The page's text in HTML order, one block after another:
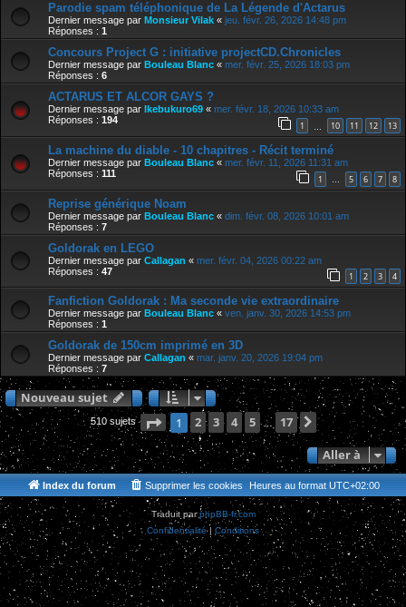
Parodie spam téléphonique de La Légende d'Actarus
Dernier message par Monsieur Vilak « jeu. févr. 26, 2026 14:48 pm
Réponses : 1
Concours Project G : initiative projectCD.Chronicles
Dernier message par Bouleau Blanc « mer. févr. 25, 2026 18:03 pm
Réponses : 6
ACTARUS ET ALCOR GAYS ?
Dernier message par Ikebukuro69 « mer. févr. 18, 2026 10:33 am
Réponses : 194 1 10 11 12 13
La machine du diable - 10 chapitres - Récit terminé
Dernier message par Bouleau Blanc « mer. févr. 11, 2026 11:31 am
Réponses : 111 1 … 5 6 7 8
Reprise générique Noam
Dernier message par Bouleau Blanc « dim. févr. 08, 2026 10:01 am
Réponses : 7
Goldorak en LEGO
Dernier message par Callagan « mer. févr. 04, 2026 00:22 am
Réponses : 47 1 2 3 4
Fanfiction Goldorak : Ma seconde vie extraordinaire
Dernier message par Bouleau Blanc « ven. janv. 30, 2026 14:53 pm
Réponses : 1
Goldorak de 150cm imprimé en 3D
Dernier message par Callagan « mar. janv. 20, 2026 19:04 pm
Réponses : 7
Nouveau sujet
510 sujets Page 1sur 17
1 2 3 4 5 … 17
Suivante
Aller à
Index du forum Heures au format UTC+02:00
Supprimer les cookies
Traduit parphpBB-fr.com
Confidentialité| Conditions